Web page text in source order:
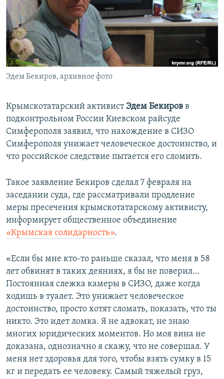
ПОБЕДИТЕЛЕЙ НЕ СУДЯТ?
КРЫМ.НЕПОКОРЕННЫЙ
ELIFBE
УКРАИНСКАЯ ПРОБЛЕМА КРЫМА
ПРИСОЕДИНЯЙТЕСЬ!
Все сайты RFE/RL
Эдем Бекиров, архивное фото
Крымскотатарский активист Эдем Бекиров в
подконтрольном России Киевском райсуде
Симферополя заявил, что нахождение в СИЗО
Симферополя унижает человеческое достоинство, и
что российское следствие пытается его сломить.
Такое заявление Бекиров сделал 7 февраля на
заседании суда, где рассматривали продление
меры пресечения крымскотатарскому активисту,
информирует общественное объединение
«Крымская солидарность».
«Если бы мне кто-то раньше сказал, что меня в 58
лет обвинят в таких деяниях, я бы не поверил…
Постоянная слежка камеры в СИЗО, даже когда
ходишь в туалет. Это унижает человеческое
достоинство, просто хотят сломать, показать, что ты
никто. Это идет ломка. Я не адвокат, не знаю
многих юридических моментов. Но моя вина не
доказана, однозначно я скажу, что не совершал. У
меня нет здоровья для того, чтобы взять сумку в 15
кг и передать ее человеку. Самый тяжелый груз,